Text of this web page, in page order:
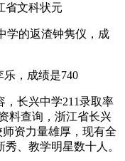
省文科状元
学的返渣钟隽仪，成
乐，成绩是740
，长兴中学211录取率
料查询，浙江省长兴
资力量雄厚，现有全
、教学明星数十人。